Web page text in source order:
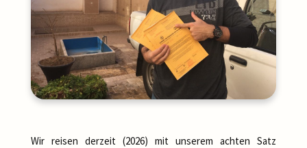
Wir reisen derzeit (2026) mit unserem achten Satz